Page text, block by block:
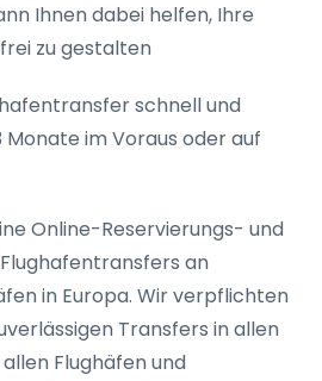
Ihnen dabei helfen, Ihre
zu gestalten
schnell und
Monate im Voraus oder auf
Online-Reservierungs- und
an
in Europa. Wir verpflichten
Transfers in allen
Flughäfen und